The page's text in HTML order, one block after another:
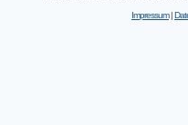
Impressum|